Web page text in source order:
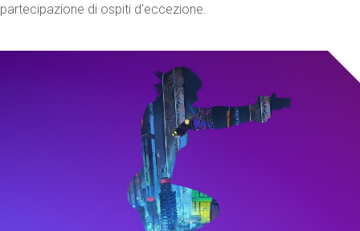
partecipazione di ospiti d'eccezione.